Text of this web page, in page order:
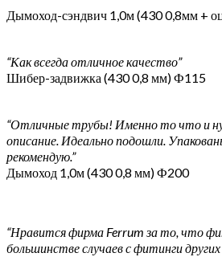
Дымоход-сэндвич 1,0м (430 0,8мм +
“Как всегда отличное качество”
Шибер-задвижка (430 0,8 мм) Ф115
“Отличные трубы! Именно то что и
описание. Идеально подошли.
рекомендую.”
Дымоход 1,0м (430 0,8 мм) Ф200
“Нравится фирма Ferrum за то, что
большинстве случаев с фитинги